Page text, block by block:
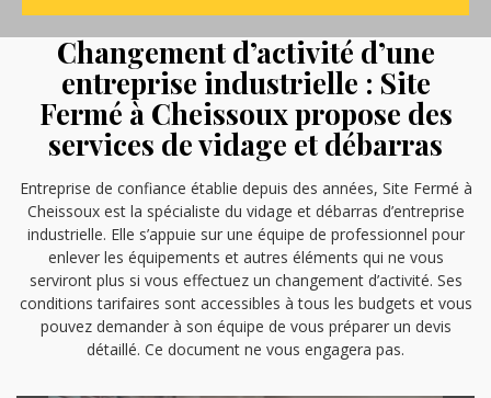
Changement d’activité d’une
entreprise industrielle : Site
Fermé à Cheissoux propose des
services de vidage et débarras
Entreprise de confiance établie depuis des années, Site Fermé à
Cheissoux est la spécialiste du vidage et débarras d’entreprise
industrielle. Elle s’appuie sur une équipe de professionnel pour
enlever les équipements et autres éléments qui ne vous
serviront plus si vous effectuez un changement d’activité. Ses
conditions tarifaires sont accessibles à tous les budgets et vous
pouvez demander à son équipe de vous préparer un devis
détaillé. Ce document ne vous engagera pas.